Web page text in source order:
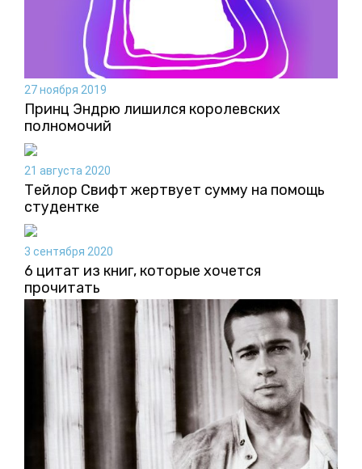
27 ноября 2019
Принц Эндрю лишился королевских
полномочий
21 августа 2020
Тейлор Свифт жертвует сумму на помощь
студентке
3 сентября 2020
6 цитат из книг, которые хочется
прочитать